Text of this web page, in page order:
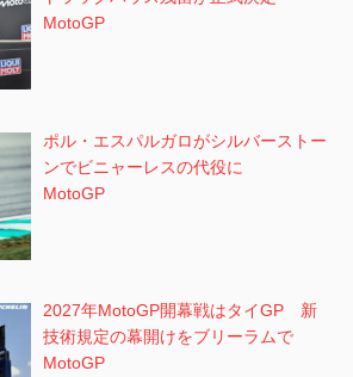
MotoGP
ポル・エスパルガロがシルバーストー
ンでビニャーレスの代役に
MotoGP
2027年MotoGP開幕戦はタイGP 新
技術規定の幕開けをブリーラムで
MotoGP